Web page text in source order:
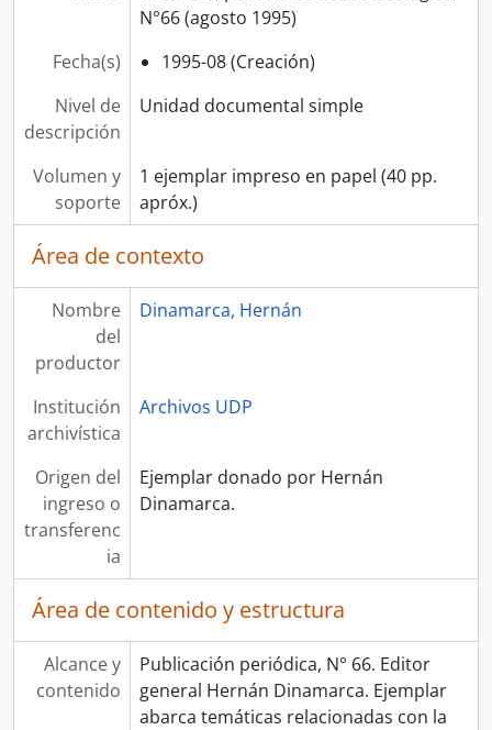
N°66 (agosto 1995)
Fecha(s)
1995-08 (Creación)
Nivel de
descripción
Unidad documental simple
Volumen y
soporte
1 ejemplar impreso en papel (40 pp.
apróx.)
Área de contexto
Nombre
del
productor
Dinamarca, Hernán
Institución
archivística
Archivos UDP
Origen del
ingreso o
transferenc
ia
Ejemplar donado por Hernán
Dinamarca.
Área de contenido y estructura
Alcance y
contenido
Publicación periódica, N° 66. Editor
general Hernán Dinamarca. Ejemplar
abarca temáticas relacionadas con la